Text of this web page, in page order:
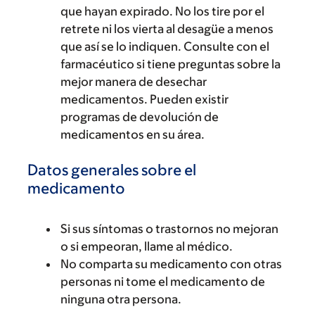
que hayan expirado. No los tire por el
retrete ni los vierta al desagüe a menos
que así se lo indiquen. Consulte con el
farmacéutico si tiene preguntas sobre la
mejor manera de desechar
medicamentos. Pueden existir
programas de devolución de
medicamentos en su área.
Datos generales sobre el
medicamento
Si sus síntomas o trastornos no mejoran
o si empeoran, llame al médico.
No comparta su medicamento con otras
personas ni tome el medicamento de
ninguna otra persona.